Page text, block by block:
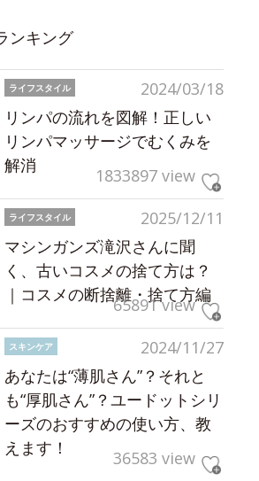
ンキング
2024/03/18
ライフスタイル
リンパの流れを図解！正しい
リンパマッサージでむくみを
解消
1833897 view
2025/12/11
ライフスタイル
マシンガンズ滝沢さんに聞
く、古いコスメの捨て方は？
｜コスメの断捨離・捨て方編
65891 view
2024/11/27
スキンケア
あなたは“薄肌さん”？それと
も“厚肌さん”？ユードットシリ
ーズのおすすめの使い方、教
えます！
36583 view